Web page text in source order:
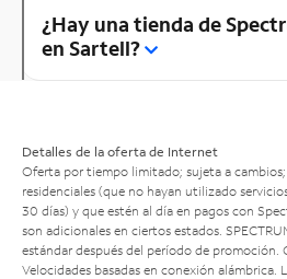
¿Hay una tienda de
en Sartell?
Detalles de la oferta de Internet
Oferta por tiempo limitado; sujeta a
residenciales (que no hayan utilizado
30 días) y que estén al día en pagos con
son adicionales en ciertos estados.
estándar después del período de promoción.
Velocidades basadas en conexión alámbrica.